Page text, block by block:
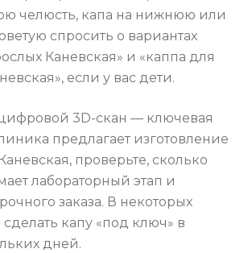
челюсть, капа на нижнюю или
спросить о вариантах
Каневская» и «каппа для
если у вас дети.
3D-скан — ключевая
предлагает изготовление
проверьте, сколько
лабораторный этап и
заказа. В некоторых
капу «под ключ» в
дней.